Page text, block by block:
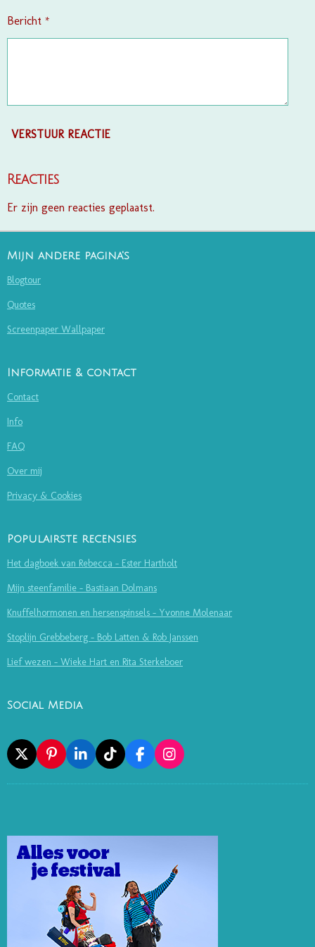
Bericht *
VERSTUUR REACTIE
Reacties
Er zijn geen reacties geplaatst.
Mijn andere pagina's
Blogtour
Quotes
Screenpaper Wallpaper
Informatie & contact
Contact
Info
FAQ
Over mij
Privacy & Cookies
Populairste recensies
Het dagboek van Rebecca - Ester Hartholt
Mijn steenfamilie - Bastiaan Dolmans
Knuffelhormonen en hersenspinsels - Yvonne Molenaar
Stoplijn Grebbeberg - Bob Latten & Rob Janssen
Lief wezen - Wieke Hart en Rita Sterkeboer
Social Media
X
P
I
N
E
S
T
L
I
N
I
N
T
I
K
F
A
C
O
I
N
S
R
M